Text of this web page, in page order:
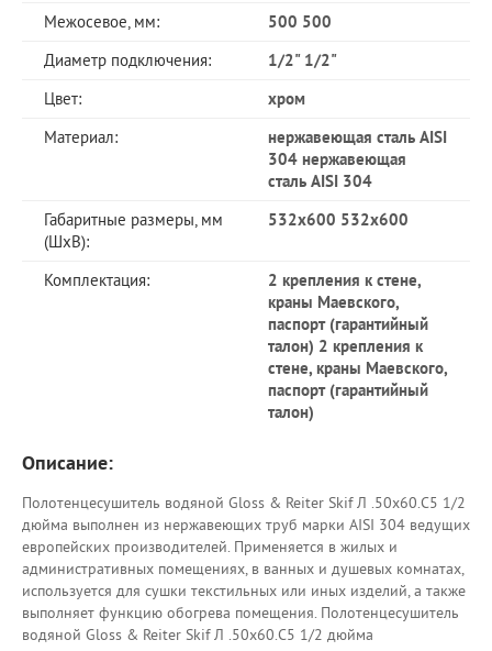
Межосевое, мм:
500 500
Диаметр подключения:
1/2" 1/2"
Цвет:
хром
Материал:
нержавеющая сталь AISI
304 нержавеющая
сталь AISI 304
Габаритные размеры, мм
(ШхВ):
532x600 532x600
Комплектация:
2 крепления к стене,
краны Маевского,
паспорт (гарантийный
талон) 2 крепления к
стене, краны Маевского,
паспорт (гарантийный
талон)
Описание:
Полотенцесушитель водяной Gloss & Reiter Skif Л .50х60.С5 1/2
дюйма выполнен из нержавеющих труб марки AISI 304 ведущих
европейских производителей. Применяется в жилых и
административных помещениях, в ванных и душевых комнатах,
используется для сушки текстильных или иных изделий, а также
выполняет функцию обогрева помещения. Полотенцесушитель
водяной Gloss & Reiter Skif Л .50х60.С5 1/2 дюйма